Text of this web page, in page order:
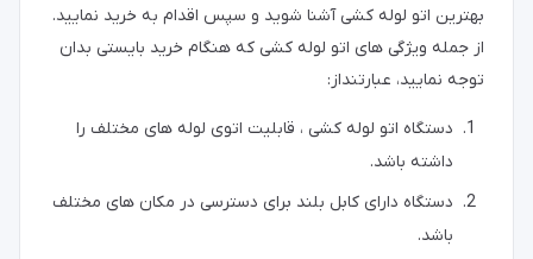
بهترین اتو لوله کشی آشنا شوید و سپس اقدام به خرید نمایید.
از جمله ویژگی های اتو لوله کشی که هنگام خرید بایستی بدان
توجه نمایید، عبارتنداز:
دستگاه اتو لوله کشی ، قابلیت اتوی لوله های مختلف را
داشته باشد.
دستگاه دارای کابل بلند برای دسترسی در مکان های مختلف
باشد.